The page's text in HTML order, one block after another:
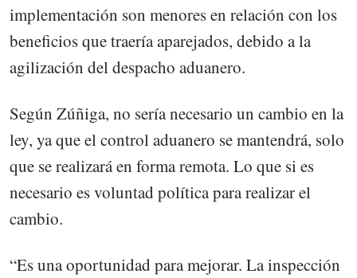
implementación son menores en relación con los
beneficios que traería aparejados, debido a la
agilización del despacho aduanero.
Según Zúñiga, no sería necesario un cambio en la
ley, ya que el control aduanero se mantendrá, solo
que se realizará en forma remota. Lo que si es
necesario es voluntad política para realizar el
cambio.
“Es una oportunidad para mejorar. La inspección